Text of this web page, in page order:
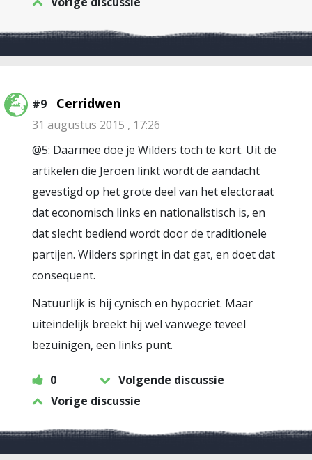
#9 Cerridwen
31 augustus 2015 , 17:26
@5: Daarmee doe je Wilders toch te kort. Uit de
artikelen die Jeroen linkt wordt de aandacht
gevestigd op het grote deel van het electoraat
dat economisch links en nationalistisch is, en
dat slecht bediend wordt door de traditionele
partijen. Wilders springt in dat gat, en doet dat
consequent.
Natuurlijk is hij cynisch en hypocriet. Maar
uiteindelijk breekt hij wel vanwege teveel
bezuinigen, een links punt.
0
Volgende discussie
Vorige discussie